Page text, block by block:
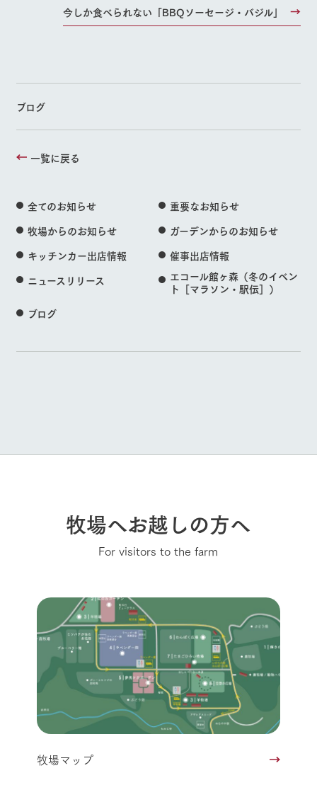
今しか食べられない「BBQソーセージ・バジル」
ブログ
一覧に戻る
全てのお知らせ
重要なお知らせ
牧場からのお知らせ
ガーデンからのお知らせ
キッチンカー出店情報
催事出店情報
ニュースリリース
エコール館ヶ森（冬のイベン
ト［マラソン・駅伝］）
ブログ
牧場へお越しの方へ
For visitors to the farm
牧場マップ